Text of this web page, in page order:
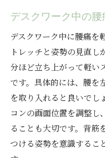
デスクワーク中の
デスクワーク中に腰痛を
トレッチと姿勢の見直
分ほど立ち上がって軽い
です。具体的には、腰を
を取り入れると良いでし
コンの画面位置を調整し
ることも大切です。背筋
つける姿勢を意識するこ